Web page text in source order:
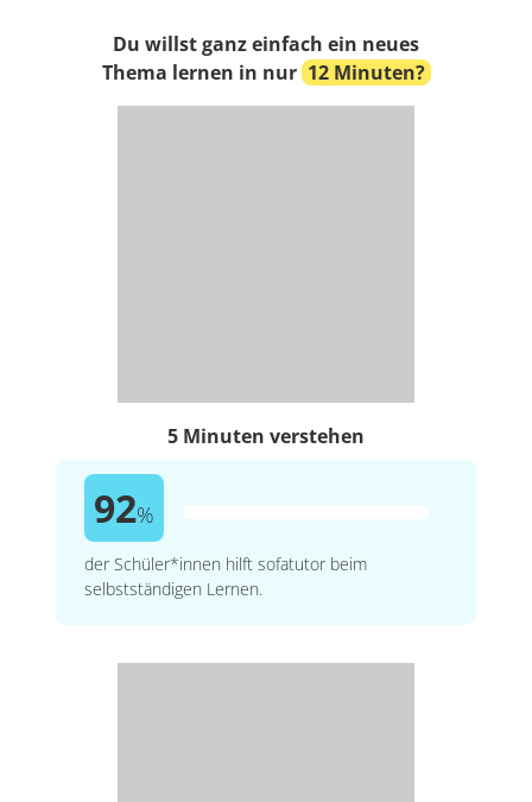
Du willst ganz einfach ein neues
Thema lernen in nur 12 Minuten?
5 Minuten verstehen
92%
der Schüler*innen hilft sofatutor beim
selbstständigen Lernen.